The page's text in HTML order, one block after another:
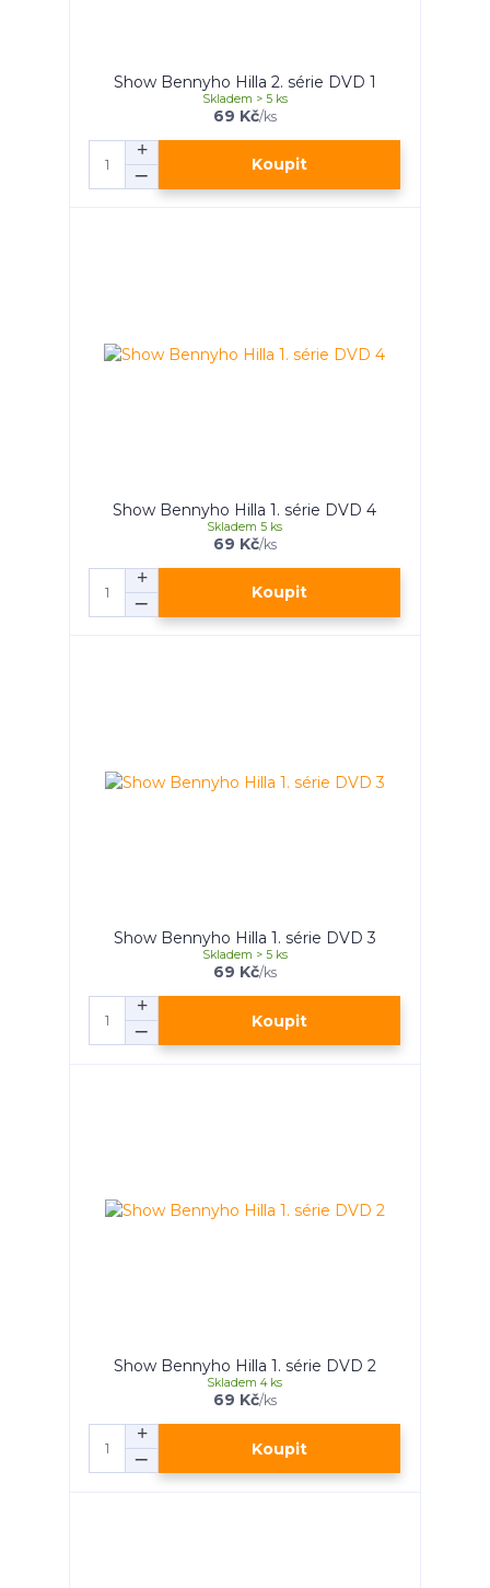
Show Bennyho Hilla 2. série DVD 1
69 Kč/ks
Skladem > 5 ks
Koupit
Show Bennyho Hilla 1. série DVD 4
69 Kč/ks
Skladem 5 ks
Koupit
Show Bennyho Hilla 1. série DVD 3
69 Kč/ks
Skladem > 5 ks
Koupit
Show Bennyho Hilla 1. série DVD 2
69 Kč/ks
Skladem 4 ks
Koupit